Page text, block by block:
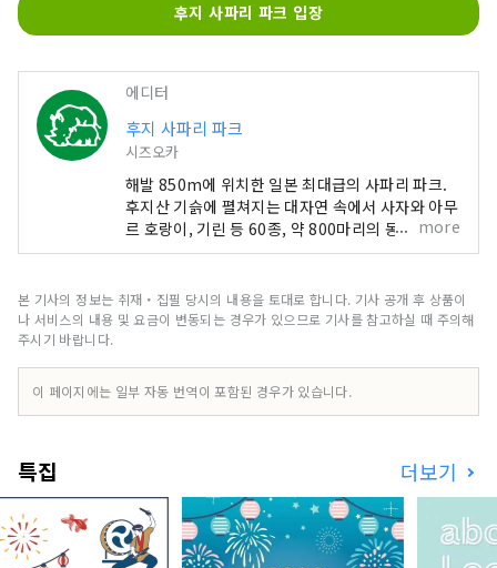
후지 사파리 파크 입장
에디터
후지 사파리 파크
시즈오카
해발 850m에 위치한 일본 최대급의 사파리 파크.
후지산 기슭에 펼쳐지는 대자연 속에서 사자와 아무
르 호랑이, 기린 등 60종, 약 800마리의 동물들이
느긋하게 살고 있습니다. 원내는 「사파리 존」과
경 속에서 동물들을 차분히 관찰하거나, 만남을 즐
길 수 있습니다.
more
본 기사의 정보는 취재・집필 당시의 내용을 토대로 합니다. 기사 공개 후 상품이
나 서비스의 내용 및 요금이 변동되는 경우가 있으므로 기사를 참고하실 때 주의해
주시기 바랍니다.
이 페이지에는 일부 자동 번역이 포함된 경우가 있습니다.
특집 더보기